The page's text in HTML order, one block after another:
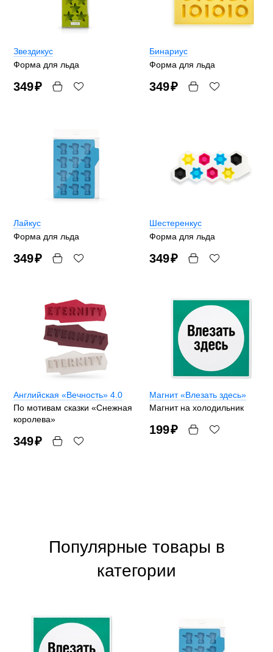
Звездикус
Форма для льда
349₽
Бинариус
Форма для льда
349₽
Лайкус
Форма для льда
349₽
Шестеренкус
Форма для льда
349₽
Английская «Вечность» 4.0
По мотивам сказки «Снежная
королева»
349₽
Магнит «Влезать здесь»
Магнит на холодильник
199₽
Популярные товары в
категории